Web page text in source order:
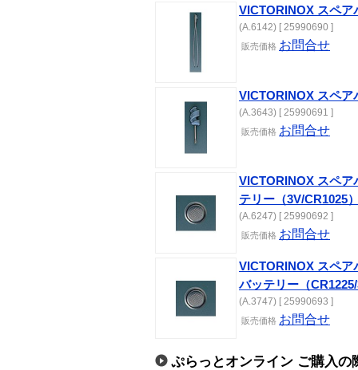
VICTORINOX スペア
(A.6142) [ 25990690 ]
販売価格 お問合せ
VICTORINOX スペア
(A.3643) [ 25990691 ]
販売価格 お問合せ
VICTORINOX スペア
テリー（3V/CR1025
(A.6247) [ 25990692 ]
販売価格 お問合せ
VICTORINOX スペア
バッテリー（
(A.3747) [ 25990693 ]
販売価格 お問合せ
ぷらっとオンライン ご購入の